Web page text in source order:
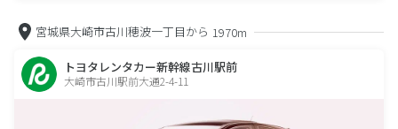
宮城県大崎市古川穂波一丁目から 1970m
トヨタレンタカー新幹線古川駅前
大崎市古川駅前大通2-4-11